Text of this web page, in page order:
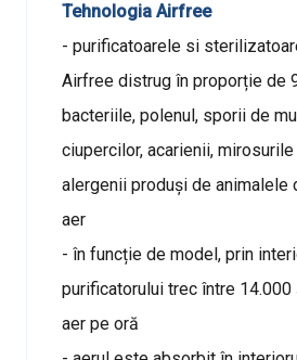
Tehnologia Airfree
- purificatoarele si
Airfree distrug în proporție de
bacteriile, polenul, sporii de
ciupercilor, acarienii,
alergenii produși de animalele
aer
- în funcție de model, prin
purificatorului trec între
aer pe oră